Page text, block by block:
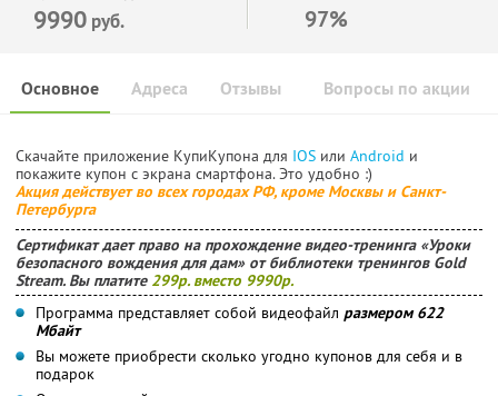
9990 руб. 97%
Основное Отзывы Вопросы по акции
Адреса
Скачайте приложение КупиКупона для IOS или Android и
покажите купон с экрана смартфона. Это удобно :)
Акция действует во всех городах РФ, кроме Москвы и Санкт-
Петербурга
Сертификат дает право на прохождение видео-тренинга «Уроки
безопасного вождения для дам» от библиотеки тренингов Gold
Stream. Вы платите 299р. вместо 9990р.
Программа представляет собой видеофайл размером 622
Мбайт
Вы можете приобрести сколько угодно купонов для себя и в
подарок